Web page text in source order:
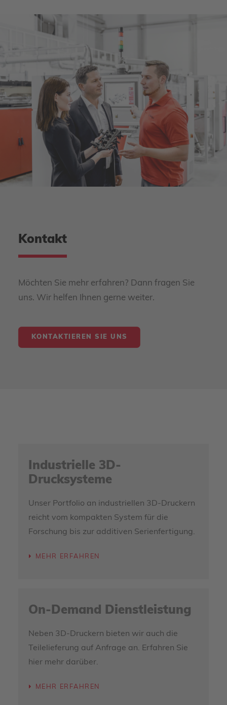
Kontakt
Möchten Sie mehr erfahren? Dann fragen Sie
uns. Wir helfen Ihnen gerne weiter.
KONTAKTIEREN SIE UNS
Industrielle 3D-
Drucksysteme
Unser Portfolio an industriellen 3D-Druckern
reicht vom kompakten System für die
Forschung bis zur additiven Serienfertigung.
MEHR ERFAHREN
On-Demand Dienstleistung
Neben 3D-Druckern bieten wir auch die
Teilelieferung auf Anfrage an. Erfahren Sie
hier mehr darüber.
MEHR ERFAHREN